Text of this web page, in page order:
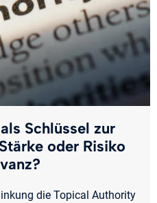
Schlüssel zur
oder Risiko
die Topical Authority